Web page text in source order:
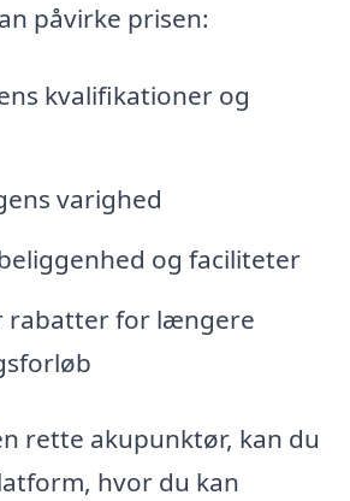
påvirke prisen:
kvalifikationer og
varighed
og faciliteter
rabatter for længere
rette akupunktør, kan du
hvor du kan